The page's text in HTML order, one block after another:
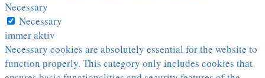
Necessary
Necessary
immer aktiv
Necessary cookies are absolutely essential for the website to
function properly. This category only includes cookies that